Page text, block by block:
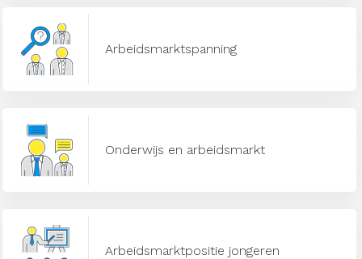
Arbeidsmarktspanning
Onderwijs en arbeidsmarkt
Arbeidsmarktpositie jongeren